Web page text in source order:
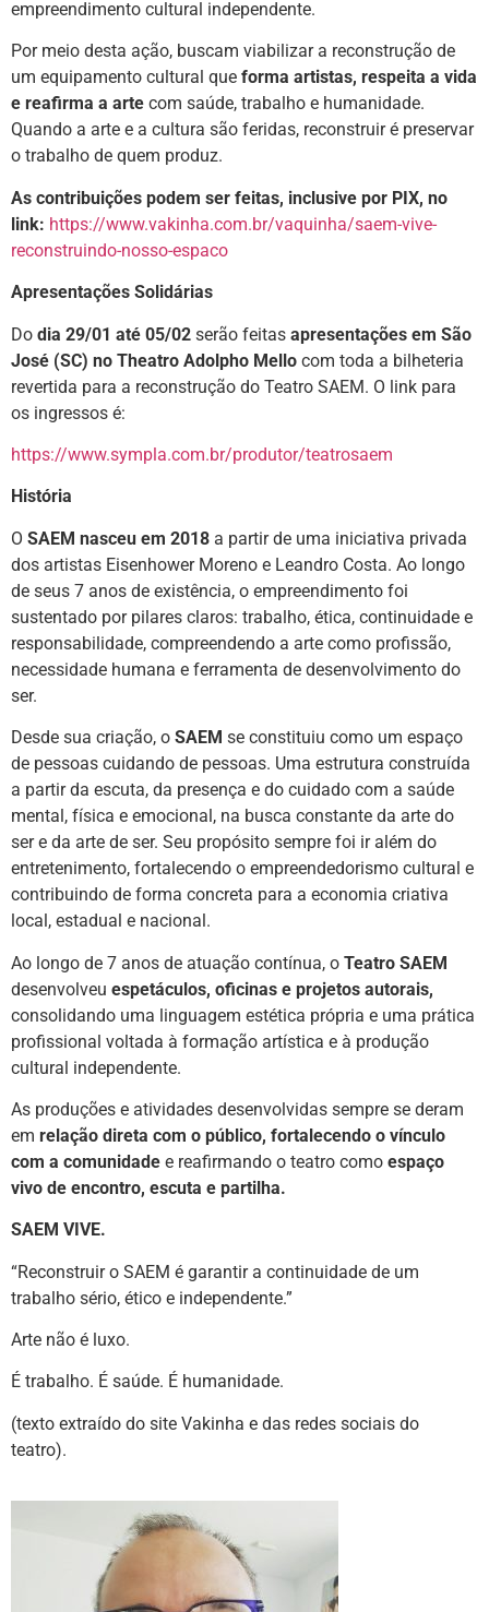
empreendimento cultural independente.
Por meio desta ação, buscam viabilizar a reconstrução de
um equipamento cultural que forma artistas, respeita a vida
e reafirma a arte com saúde, trabalho e humanidade.
Quando a arte e a cultura são feridas, reconstruir é preservar
o trabalho de quem produz.
As contribuições podem ser feitas, inclusive por PIX, no
link: https://www.vakinha.com.br/vaquinha/saem-vive-
reconstruindo-nosso-espaco
Apresentações Solidárias
Do dia 29/01 até 05/02 serão feitas apresentações em São
José (SC) no Theatro Adolpho Mello com toda a bilheteria
revertida para a reconstrução do Teatro SAEM. O link para
os ingressos é:
https://www.sympla.com.br/produtor/teatrosaem
História
O SAEM nasceu em 2018 a partir de uma iniciativa privada
dos artistas Eisenhower Moreno e Leandro Costa. Ao longo
de seus 7 anos de existência, o empreendimento foi
sustentado por pilares claros: trabalho, ética, continuidade e
responsabilidade, compreendendo a arte como profissão,
necessidade humana e ferramenta de desenvolvimento do
ser.
Desde sua criação, o SAEM se constituiu como um espaço
de pessoas cuidando de pessoas. Uma estrutura construída
a partir da escuta, da presença e do cuidado com a saúde
mental, física e emocional, na busca constante da arte do
ser e da arte de ser. Seu propósito sempre foi ir além do
entretenimento, fortalecendo o empreendedorismo cultural e
contribuindo de forma concreta para a economia criativa
local, estadual e nacional.
Ao longo de 7 anos de atuação contínua, o Teatro SAEM
desenvolveu espetáculos, oficinas e projetos autorais,
consolidando uma linguagem estética própria e uma prática
profissional voltada à formação artística e à produção
cultural independente.
As produções e atividades desenvolvidas sempre se deram
em relação direta com o público, fortalecendo o vínculo
com a comunidade e reafirmando o teatro como espaço
vivo de encontro, escuta e partilha.
SAEM VIVE.
“Reconstruir o SAEM é garantir a continuidade de um
trabalho sério, ético e independente.”
Arte não é luxo.
É trabalho. É saúde. É humanidade.
(texto extraído do site Vakinha e das redes sociais do
teatro).